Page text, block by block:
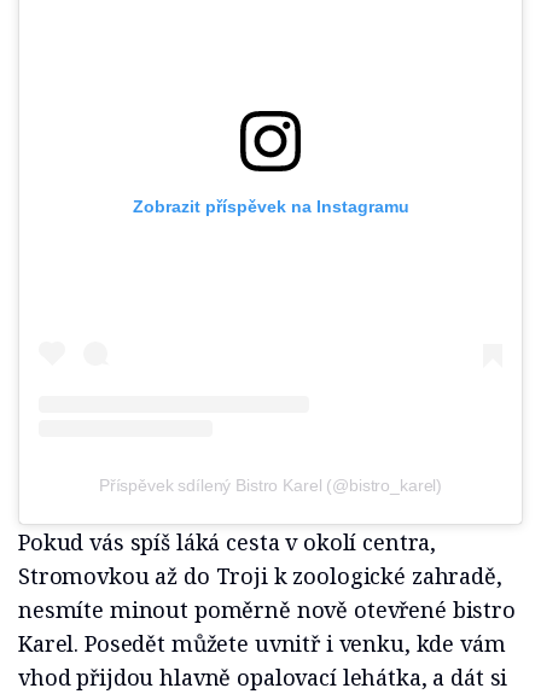
Zobrazit příspěvek na Instagramu
Příspěvek sdílený Bistro Karel (@bistro_karel)
Pokud vás spíš láká cesta v okolí centra,
Stromovkou až do Troji k zoologické zahradě,
nesmíte minout poměrně nově otevřené bistro
Karel. Posedět můžete uvnitř i venku, kde vám
vhod přijdou hlavně opalovací lehátka, a dát si